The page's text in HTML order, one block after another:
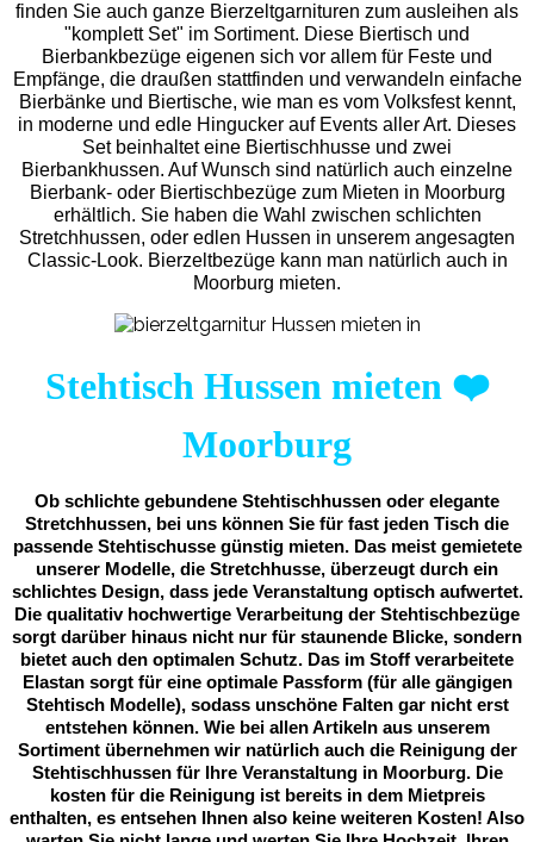
finden Sie auch ganze Bierzeltgarnituren zum ausleihen als
"komplett Set" im Sortiment. Diese Biertisch und
Bierbankbezüge eigenen sich vor allem für Feste und
Empfänge, die draußen stattfinden und verwandeln einfache
Bierbänke und Biertische, wie man es vom Volksfest kennt,
in moderne und edle Hingucker auf Events aller Art. Dieses
Set beinhaltet eine Biertischhusse und zwei
Bierbankhussen. Auf Wunsch sind natürlich auch einzelne
Bierbank- oder Biertischbezüge zum Mieten in Moorburg
erhältlich. Sie haben die Wahl zwischen schlichten
Stretchhussen, oder edlen Hussen in unserem angesagten
Classic-Look. Bierzeltbezüge kann man natürlich auch in
Moorburg mieten.
Stehtisch Hussen mieten ❤️
Moorburg
Ob schlichte gebundene Stehtischhussen oder elegante
Stretchhussen, bei uns können Sie für fast jeden Tisch die
passende Stehtischusse günstig mieten. Das meist gemietete
unserer Modelle, die Stretchhusse, überzeugt durch ein
schlichtes Design, dass jede Veranstaltung optisch aufwertet.
Die qualitativ hochwertige Verarbeitung der Stehtischbezüge
sorgt darüber hinaus nicht nur für staunende Blicke, sondern
bietet auch den optimalen Schutz. Das im Stoff verarbeitete
Elastan sorgt für eine optimale Passform (für alle gängigen
Stehtisch Modelle), sodass unschöne Falten gar nicht erst
entstehen können. Wie bei allen Artikeln aus unserem
Sortiment übernehmen wir natürlich auch die Reinigung der
Stehtischhussen für Ihre Veranstaltung in Moorburg. Die
kosten für die Reinigung ist bereits in dem Mietpreis
enthalten, es entsehen Ihnen also keine weiteren Kosten! Also